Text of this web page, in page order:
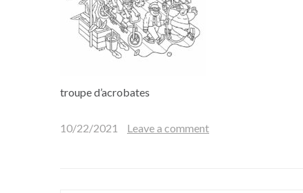
troupe d’acrobates
10/22/2021 Leave a comment